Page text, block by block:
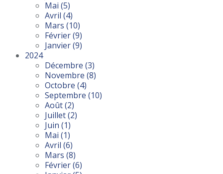
Mai (5)
Avril (4)
Mars (10)
Février(9)
Janvier(9)
2024
Décembre (3)
Novembre (8)
Octobre (4)
Septembre (10)
Août(2)
Juillet(2)
Juin (1)
Mai (1)
Avril (6)
Mars (8)
Février(6)